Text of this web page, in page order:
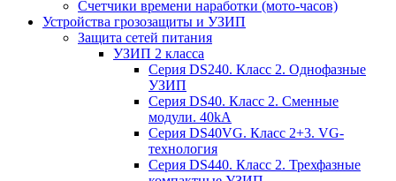
Счетчики времени наработки (мото-часов)
Устройства грозозащиты и УЗИП
Защита сетей питания
УЗИП 2 класса
Серия DS240. Класс 2. Однофазные
УЗИП
Серия DS40. Класс 2. Сменные
модули. 40kA
Серия DS40VG. Класс 2+3. VG-
технология
Серия DS440. Класс 2. Трехфазные